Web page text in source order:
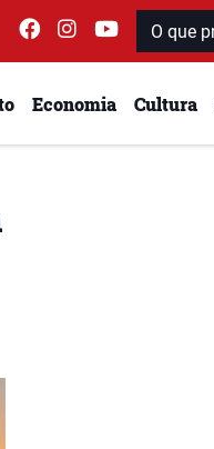
Economia Cultura